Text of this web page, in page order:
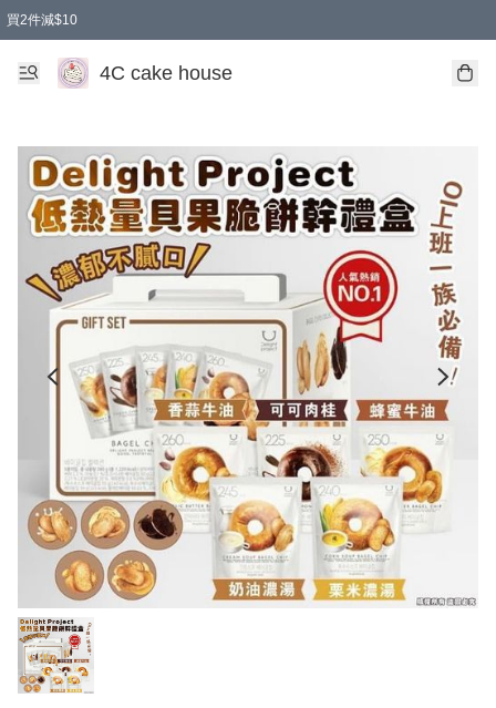
買2件減$10
任選兩件減$10
買兩盒減$10
買兩件減$10
買2件減$10
4C cake house